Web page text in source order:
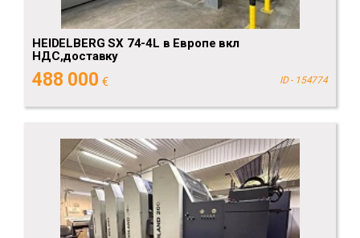
HEIDELBERG SX 74-4L в Европе вкл
НДС,доставку
488 000 € ID - 154774